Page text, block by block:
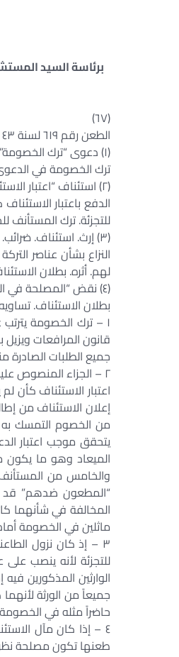
برئاسة السيد
(٦٧)
الطعن رقم ٦١٩ لسنة ٤٣ القضائية
(١) دعوى “ترك الخصومة”.
ترك الخصومة في
(٢) استئناف “اعتبار الاستئناف كأن لم يكن”. دعوى “ترك الخصومة”.
الدفع باعتبار
للتجزئة. ترك
(٣) إرث. استئناف. ضرائب. “الطعن الضريبي”.
النزاع بشأن عناصر
لهم. أثره. بطلان
(٤) نقض “المصلحة في الطعن”.
بطلان الاستئناف.
قانون المرافعات
جميع الطلبات الصادرة
اعتبار الاستئناف
إعلان الاستئناف من
من الخصوم التمسك به
يتحقق موجب اعتبار
الميعاد وهو ما يكون
والخامس من المستأنف
“المطعون ضدهم” قد
المخالفة في شأنهما
ماثلين في الخصومة
٣ – إذ كان نزول
للتجزئة لأنه ينصب
الوارثين المذكورين
جميعاً من الورثة
حاضراً مثله في
٤ – إذا كان مآل
طعنها تكون مصلحة